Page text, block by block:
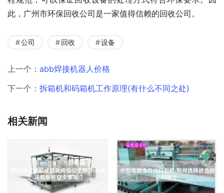
此，广州市环保回收公司是一家值得信赖的回收公司。
公司 回收 设备
上一个： abb焊接机器人价格
下一个： 拆箱机和码箱机工作原理(有什么不同之处)
相关新闻